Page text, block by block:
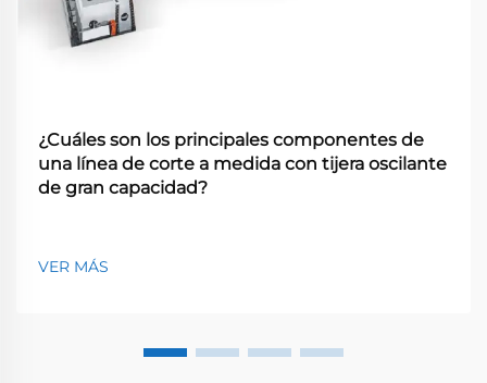
¿Cuáles son los principales componentes de
una línea de corte a medida con tijera oscilante
de gran capacidad?
VER MÁS